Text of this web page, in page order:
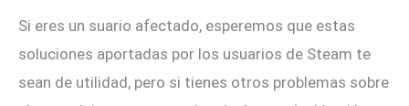
Si eres un suario afectado, esperemos que estas
soluciones aportadas por los usuarios de Steam te
sean de utilidad, pero si tienes otros problemas sobre